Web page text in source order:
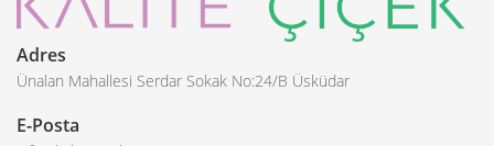
Adres
Ünalan Mahallesi Serdar Sokak No:24/B Üsküdar
E-Posta